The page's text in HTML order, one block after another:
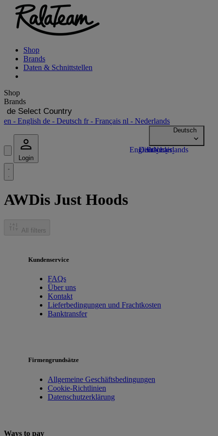
Shop
Brands
Daten & Schnittstellen
Shop
Brands
de Select Country
en - English de - Deutsch fr- Français nl - Nederlands
Login
AWDis Just Hoods
All filters
Kundenservice
FAQs
Über uns
Kontakt
Lieferbedingungen und Frachtkosten
Banktransfer
Firmengrundsätze
Allgemeine Geschäftsbedingungen
Cookie-Richtlinien
Datenschutzerklärung
Ways to pay